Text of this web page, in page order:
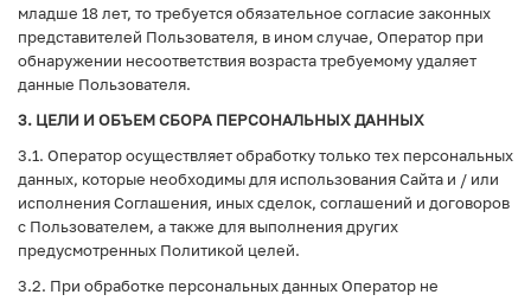
младше 18 лет, то требуется обязательное согласие законных
представителей Пользователя, в ином случае, Оператор при
обнаружении несоответствия возраста требуемому удаляет
данные Пользователя.
3. ЦЕЛИ И ОБЪЕМ СБОРА ПЕРСОНАЛЬНЫХ ДАННЫХ
3.1. Оператор осуществляет обработку только тех персональных
данных, которые необходимы для использования Сайта и / или
исполнения Соглашения, иных сделок, соглашений и договоров
с Пользователем, а также для выполнения других
предусмотренных Политикой целей.
3.2. При обработке персональных данных Оператор не